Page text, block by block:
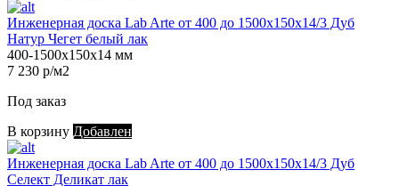
Инженерная доска Lab Arte от 400 до 1500х150х14/3 Дуб
Натур Чегет белый лак
400-1500х150х14 мм
7 230 р/м2
Под заказ
В корзину Добавлен
Инженерная доска Lab Arte от 400 до 1500х150х14/3 Дуб
Селект Деликат лак